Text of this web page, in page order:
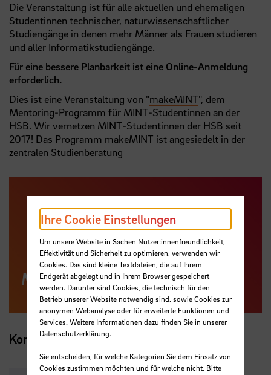
Die Veranstaltung ist für alle aktuellen und ehemaligen
Studentinnen technischer, naturwissenschaftlicher
Studiengänge in denen mehr Männer als Frauen studieren
und aller Informatikstudiengänge.
Für eine bessere Planbarkeit ist eine Online-Anmeldung
erforderlich.
Dies ist eine Veranstaltung von "makeMINT", dem
Mentoring-Programm für MINT-Studentinnen an der
HSB. Wir vernetzen MINT-Studentinnen der HSB seit
2017! Das Programm makeMINT ist angesiedelt in der
zentralen Studienberatung
Mehr Infos zu makeMINT
Kontakt
Ihre Cookie Einstellungen
Um unsere Website in Sachen Nutzer:innenfreundlichkeit,
Effektivität und Sicherheit zu optimieren, verwenden wir
Cookies. Das sind kleine Textdateien, die auf Ihrem
Endgerät abgelegt und in Ihrem Browser gespeichert
werden. Darunter sind Cookies, die technisch für den
Betrieb unserer Website notwendig sind, sowie Cookies zur
anonymen Webanalyse oder für erweiterte Funktionen und
Services. Weitere Informationen dazu finden Sie in unserer
Datenschutzerklärung.
Sie entscheiden, für welche Kategorien Sie dem Einsatz von
Cookies zustimmen möchten und für welche nicht. Bitte